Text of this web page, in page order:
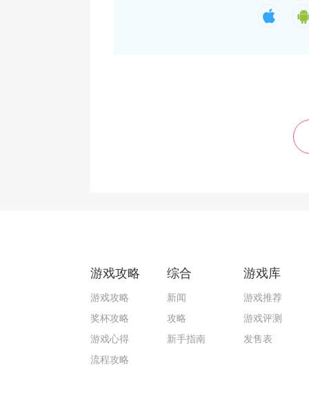
游戏攻略
游戏攻略
奖杯攻略
游戏心得
流程攻略
综合
新闻
攻略
新手指南
游戏库
游戏推荐
游戏评测
发售表